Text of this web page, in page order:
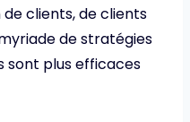
clients, de clients
de stratégies
sont plus efficaces